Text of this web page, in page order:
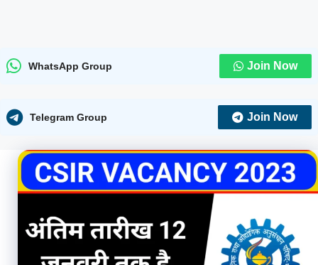
WhatsApp Group Join Now
Telegram Group Join Now